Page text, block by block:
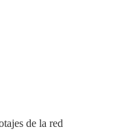
de la red